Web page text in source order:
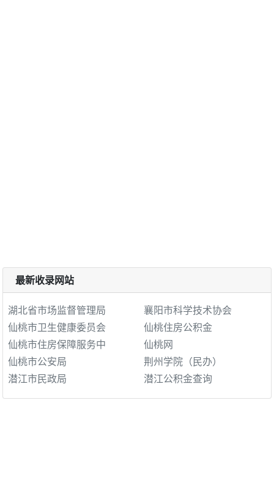
最新收录网站
湖北省市场监督管理局
襄阳市科学技术协会
仙桃市卫生健康委员会
仙桃住房公积金
仙桃市住房保障服务中
仙桃网
仙桃市公安局
荆州学院（民办）
潜江市民政局
潜江公积金查询